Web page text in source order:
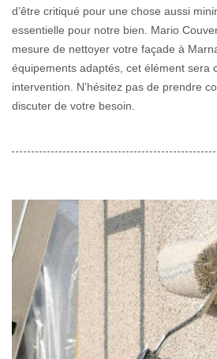
d’être critiqué pour une chose aussi
essentielle pour notre bien. Mario
mesure de nettoyer votre façade à
équipements adaptés, cet élément sera
intervention. N’hésitez pas de prendre
discuter de votre besoin.